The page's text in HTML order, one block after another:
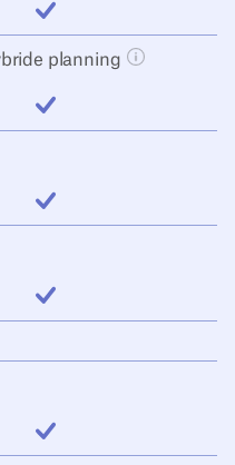
inbegrepen
planning Tooltip knop
inbegrepen
openen
inbegrepen
openen
inbegrepen
inbegrepen